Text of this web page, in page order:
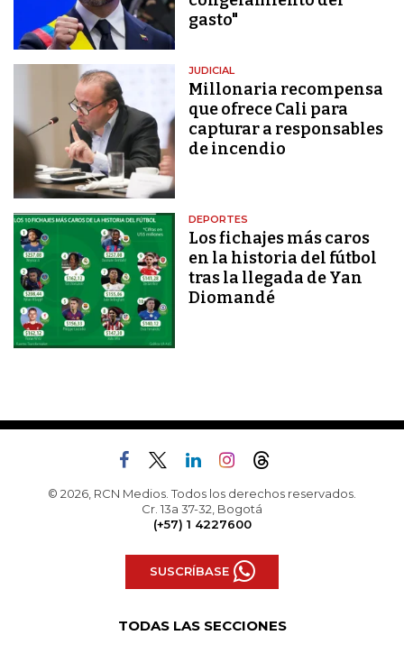
gasto"
JUDICIAL
Millonaria recompensa
que ofrece Cali para
capturar a responsables
de incendio
DEPORTES
Los fichajes más caros
en la historia del fútbol
tras la llegada de Yan
Diomandé
© 2026, RCN Medios. Todos los derechos reservados.
Cr. 13a 37-32, Bogotá
(+57) 1 4227600
SUSCRÍBASE
TODAS LAS SECCIONES